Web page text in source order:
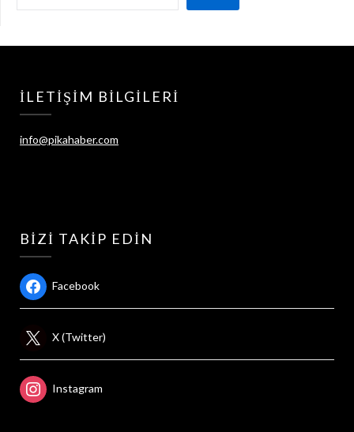
İLETIŞIM BILGILERI
info@pikahaber.com
BIZI TAKIP EDIN
Facebook
X (Twitter)
Instagram